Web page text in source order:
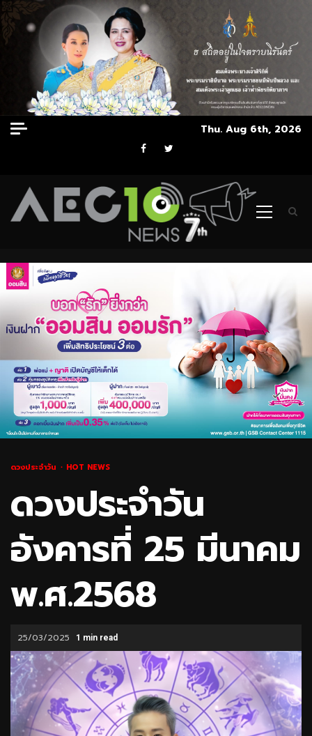
Skip
to
Thu. Aug 6th, 2026
Facebook
Twitter
Primary
ดวงประจำวัน HOT NEWS
ดวงประจำวัน
อังคารที่ 25 มีนาคม
พ.ศ.2568
25/03/2025 1 min read